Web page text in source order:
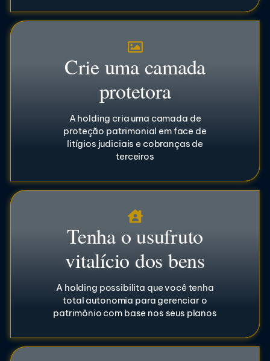
Crie uma camada
protetora
A holding cria uma camada de
proteção patrimonial em face de
litígios judiciais e cobranças de
terceiros
Tenha o usufruto
vitalício dos bens
A holding possibilita que você tenha
total autonomia para gerenciar o
patrimônio com base nos seus planos